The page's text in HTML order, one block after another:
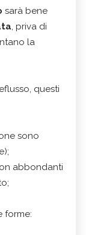
sarà bene
, priva di
la
questi
sono
abbondanti
forme: